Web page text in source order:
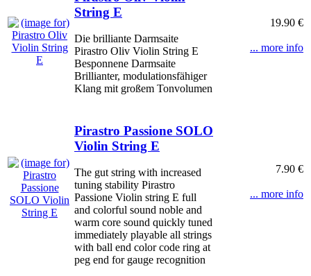
String E
Die brilliante Darmsaite
Pirastro Oliv Violin String E
Besponnene Darmsaite
Brillianter, modulationsfähiger
Klang mit großem Tonvolumen
19.90 €
... more info
Pirastro Passione SOLO
Violin String E
The gut string with increased
tuning stability Pirastro
Passione Violin string E full
and colorful sound noble and
warm core sound quickly tuned
immediately playable all strings
with ball end color code ring at
peg end for gauge recognition
7.90 €
... more info